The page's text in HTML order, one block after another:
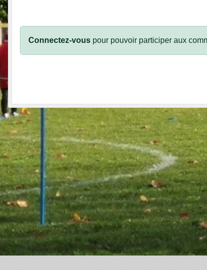
Connectez-vous pour pouvoir participer aux